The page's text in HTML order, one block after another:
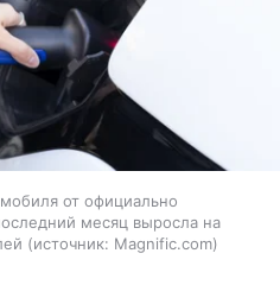
от официально
месяц выросла на
источник: Magnific.com